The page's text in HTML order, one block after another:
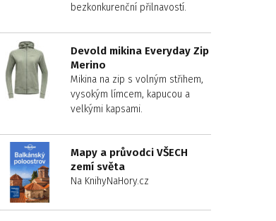
bezkonkurenční přilnavostí.
Devold mikina Everyday Zip
Merino
Mikina na zip s volným střihem,
vysokým límcem, kapucou a
velkými kapsami.
Mapy a průvodci VŠECH
zemí světa
Na KnihyNaHory.cz